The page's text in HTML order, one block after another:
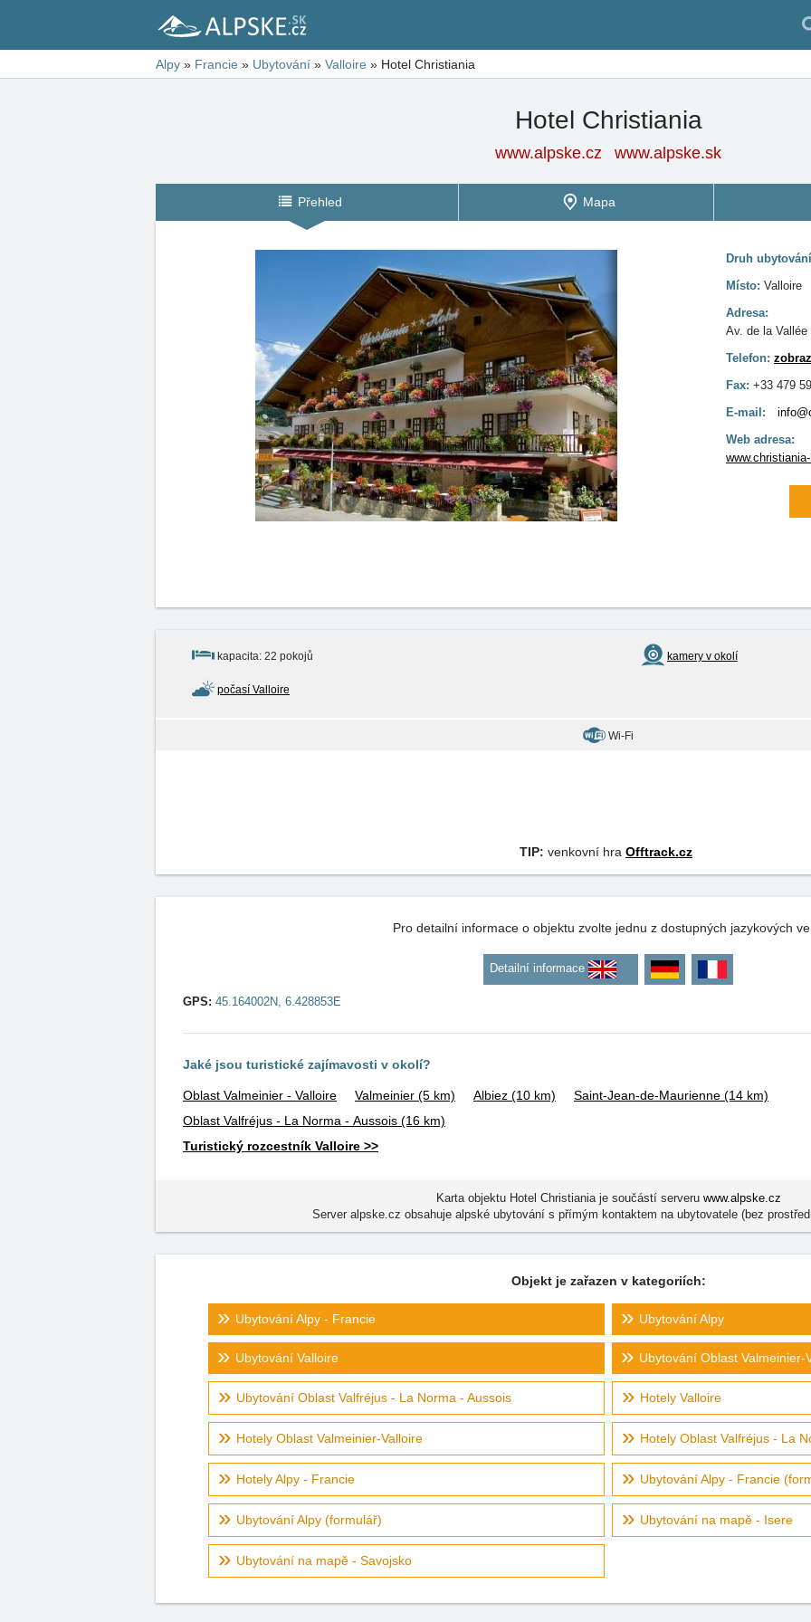
Alpy » Francie » Ubytování » Valloire » Hotel Christiania
Hotel Christiania
www.alpske.cz www.alpske.sk
Přehled Mapa
Druh
Místo: Valloire
Adresa:
Av. de la Vallée
Telefon:
Fax: +33 479
E-mail:
Web adresa:
kapacita: 22 pokojů kamery v okolí
počasí Valloire
Wi-Fi
TIP: venkovní hra Offtrack.cz
Pro detailní informace o objektu zvolte jednu z dostupných jazykových
Detailní informace
GPS: 45.164002N, 6.428853E
Jaké jsou turistické zajímavosti v okolí?
Oblast Valmeinier - Valloire Valmeinier (5 km) Albiez (10 km) Saint-Jean-de-Maurienne (14 km)
Oblast Valfréjus - La Norma - Aussois (16 km)
Turistický rozcestník Valloire >>
Karta objektu Hotel Christiania je součástí serveru www.alpske.cz
Server alpske.cz obsahuje alpské ubytování s přímým kontaktem na ubytovatele (bez
Objekt je zařazen v kategoriích:
Ubytování Alpy - Francie Ubytování Alpy
Ubytování Valloire Ubytování Oblast Valmeinier-
Ubytování Oblast Valfréjus - La Norma - Aussois Hotely Valloire
Hotely Oblast Valmeinier-Valloire Hotely Oblast Valfréjus - La
Hotely Alpy - Francie Ubytování Alpy - Francie
Ubytování Alpy (formulář) Ubytování na mapě - Isere
Ubytování na mapě - Savojsko